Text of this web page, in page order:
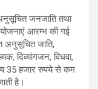
जनजाति तथा
आरम्भ की गई
अनुसूचित जाति,
दिव्यांगजन, विधवा,
आय 35 हजार रुपये से कम
है।